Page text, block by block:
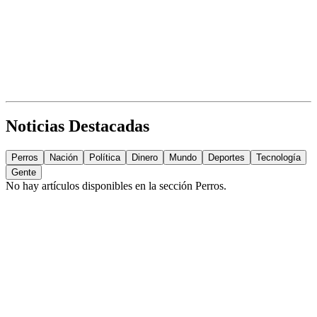
Noticias Destacadas
Perros Nación Política Dinero Mundo Deportes
Tecnología
Gente
No hay artículos disponibles en la sección Perros.